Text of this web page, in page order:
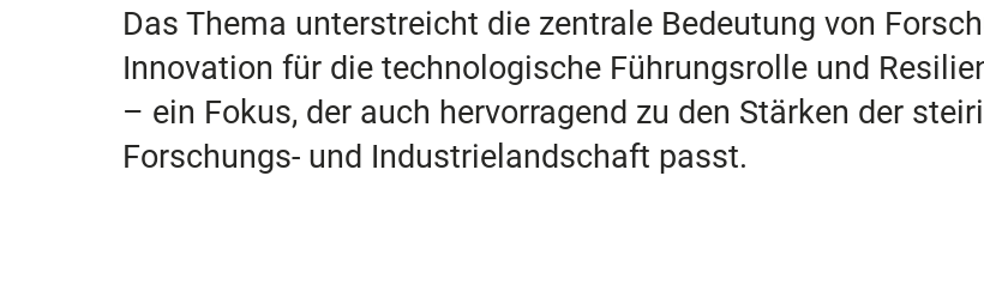
Das Thema unterstreicht die zentrale Bedeutung von
Innovation für die technologische Führungsrolle und
– ein Fokus, der auch hervorragend zu den Stärken der
Forschungs- und Industrielandschaft passt.